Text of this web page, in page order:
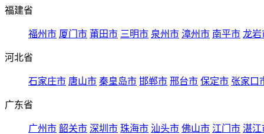
福建省
福州市 厦门市 莆田市 三明市 泉州市 漳州市 南平市 龙岩
河北省
石家庄市 唐山市 秦皇岛市 邯郸市 邢台市 保定市 张家口
广东省
广州市 韶关市 深圳市 珠海市 汕头市 佛山市 江门市 湛江